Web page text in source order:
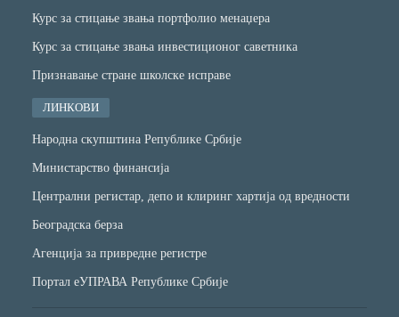
Курс за стицање звања портфолио менаџера
Курс за стицање звања инвестиционог саветника
Признавање стране школске исправе
ЛИНКОВИ
Народна скупштина Републике Србије
Министарство финансијa
Централни регистар, депо и клиринг хартија од вредности
Београдска берза
Агенција за привредне регистре
Портал еУПРАВА Републике Србије